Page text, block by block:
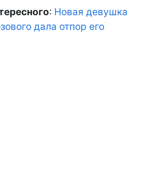
: Новая девушка
дала отпор его